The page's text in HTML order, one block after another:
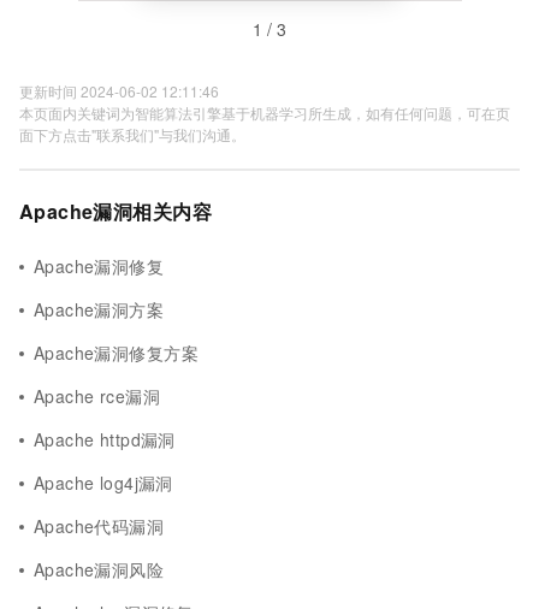
1 / 3
更新时间 2024-06-02 12:11:46
本页面内关键词为智能算法引擎基于机器学习所生成，如有任何问题，可在页
面下方点击"联系我们"与我们沟通。
Apache漏洞相关内容
Apache漏洞修复
Apache漏洞方案
Apache漏洞修复方案
Apache rce漏洞
Apache httpd漏洞
Apache log4j漏洞
Apache代码漏洞
Apache漏洞风险